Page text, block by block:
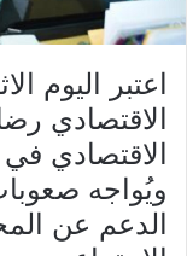
الاقتصادي
الاقتصادي
ويُواجه
الدعم عن